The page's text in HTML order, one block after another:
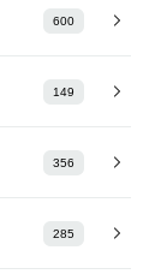
600
149
356
285